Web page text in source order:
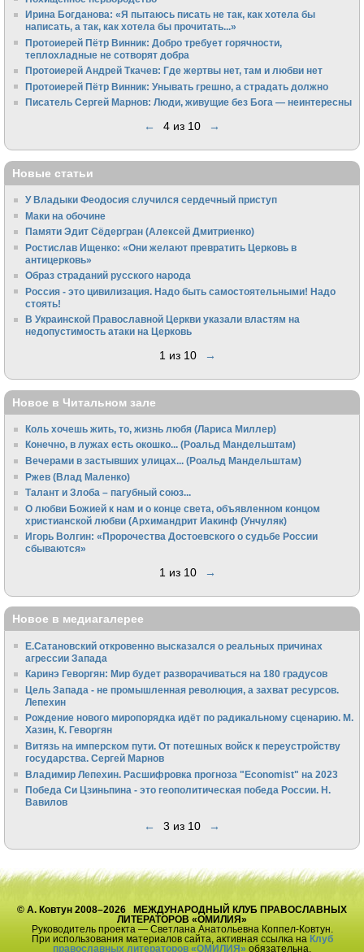
Ирина Богданова: «Я пытаюсь писать не так, как хотела бы
написать, а так, как хотела бы прочитать...»
Протоиерей Пётр Винник: Добро требует горячности,
теплохладные не сотворят добра
Протоиерей Андрей Ткачев: Где жертвы нет, там и любви нет
Протоиерей Пётр Винник: Унывать грешно, а страдать должно
Писатель Сергей Марнов: Люди, живущие без Бога — неинтересны
← 4 из 10 →
Новые статьи
У Владыки Феодосия случился сердечный приступ
Маки на обочине
Памяти Эдит Сёдергран (Алексей Дмитриенко)
Ростислав Ищенко: «Они желают превратить Церковь в
антицерковь»
Образ страданий русского народа
Россия - это цивилизация. Надо быть самостоятельными! Надо
стоять!
В Украинской Православной Церкви указали властям на
недопустимость атаки на Церковь
1 из 10 →
Новое в Читальном зале
Коль хочешь жить, то, жизнь любя (Лариса Миллер)
Конечно, в лужах есть окошко... (Роальд Мандельштам)
Вечерами в застывших улицах... (Роальд Мандельштам)
Ржев (Влад Маленко)
Талант и Злоба – пагубный союз...
О любви Божией к нам и о конце света, объявленном концом
христианской любви (Архимандрит Иакинф (Унчуляк)
Игорь Волгин: «Пророчества Достоевского о судьбе России
сбываются»
1 из 10 →
Новое в медиагалерее
Е.Сатановский откровенно высказался о реальных причинах
агрессии Запада
Каринэ Геворгян: Мир будет разворачиваться на 180 градусов
Цель Запада - не промышленная революция, а захват ресурсов.
Лепехин
Рождение нового миропорядка идёт по радикальному сценарию. М.
Хазин, К. Геворгян
Витязь на имперском пути. От потешных войск к переустройству
государства. Сергей Марнов
Владимир Лепехин. Расшифровка прогноза "Economist" на 2023
Победа Си Цзиньпина - это геополитическая победа России. Н.
Вавилов
← 3 из 10 →
© А. Ковтун 2008–2026 МЕЖДУНАРОДНЫЙ КЛУБ ПРАВОСЛАВНЫХ
ЛИТЕРАТОРОВ «ОМИЛИЯ»
Руководитель проекта — Светлана Анатольевна Коппел-Ковтун.
При использования материалов сайта, активная ссылка на Клуб
православных литераторов «ОМИЛИЯ» обязательна.